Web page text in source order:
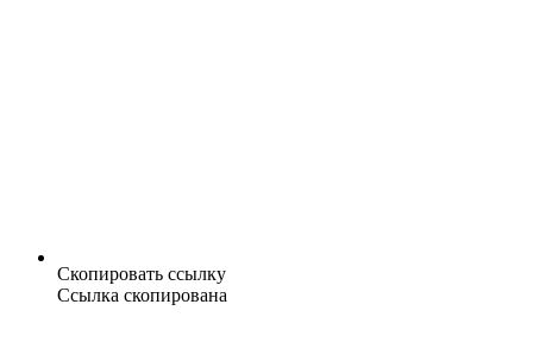
Скопировать ссылку
Ссылка скопирована